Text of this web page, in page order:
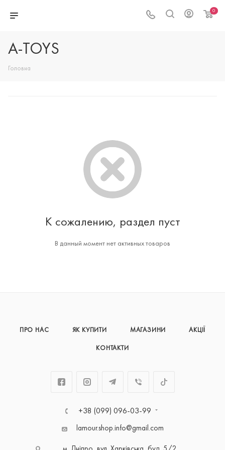
0
A-TOYS
Головна
К сожалению, раздел пуст
В данный момент нет активных товаров
ПРО НАС ЯК КУПИТИ МАГАЗИНИ АКЦІЇ
КОНТАКТИ
+38 (099) 096-03-99
lamour.shop.info@gmail.com